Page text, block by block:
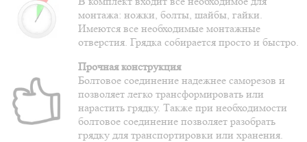
монтажа: ножки, болты, шайбы, гайки.
Имеются все необходимые монтажные
отверстия. Грядка собирается просто и быстро.
Прочная конструкция
Болтовое соединение надежнее саморезов и
позволяет легко трансформировать или
нарастить грядку. Также при необходимости
болтовое соединение позволяет разобрать
грядку для транспортировки или хранения.